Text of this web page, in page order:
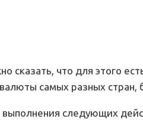
сказать, что для этого
самых разных стран,
следующих